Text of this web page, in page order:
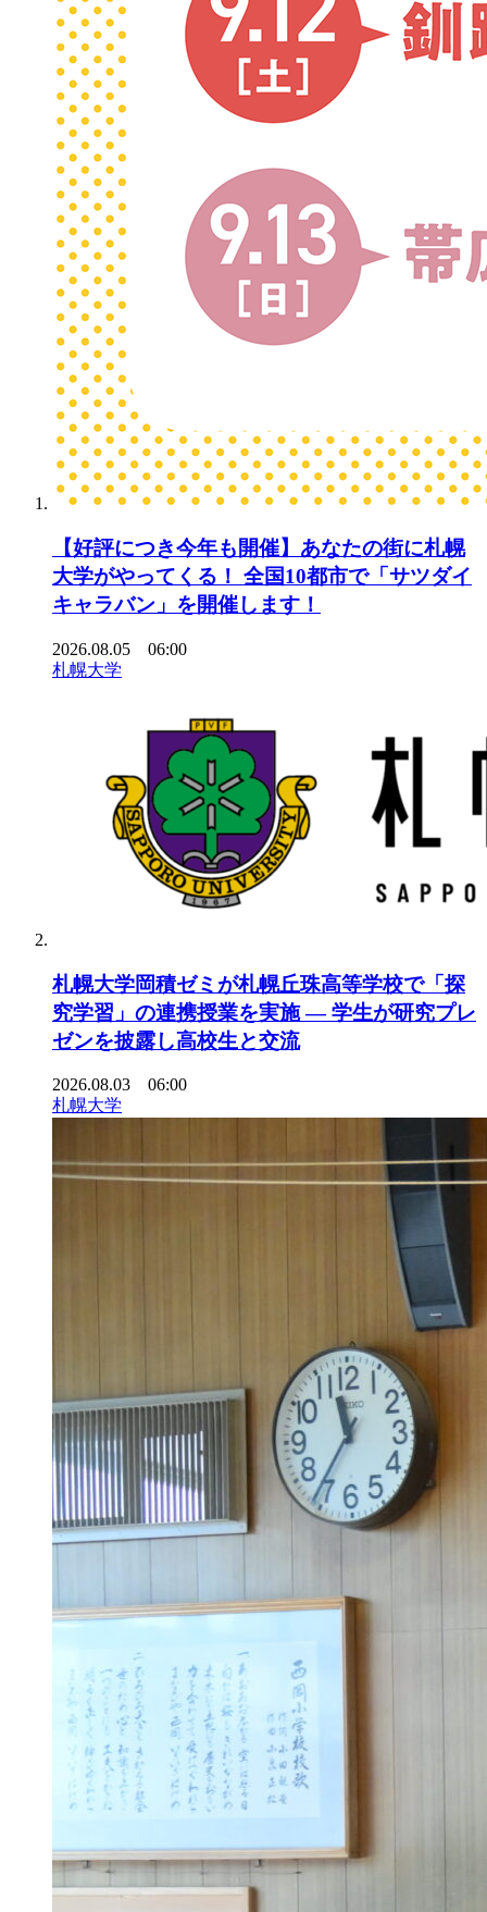
【好評につき今年も開催】あなたの街に札幌
大学がやってくる！ 全国10都市で「サツダイ
キャラバン」を開催します！
2026.08.05 06:00
札幌大学
札幌大学岡積ゼミが札幌丘珠高等学校で「探
究学習」の連携授業を実施 ― 学生が研究プレ
ゼンを披露し高校生と交流
2026.08.03 06:00
札幌大学